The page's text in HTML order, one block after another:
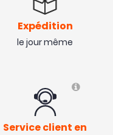
Expédition
le jour même
Service client en